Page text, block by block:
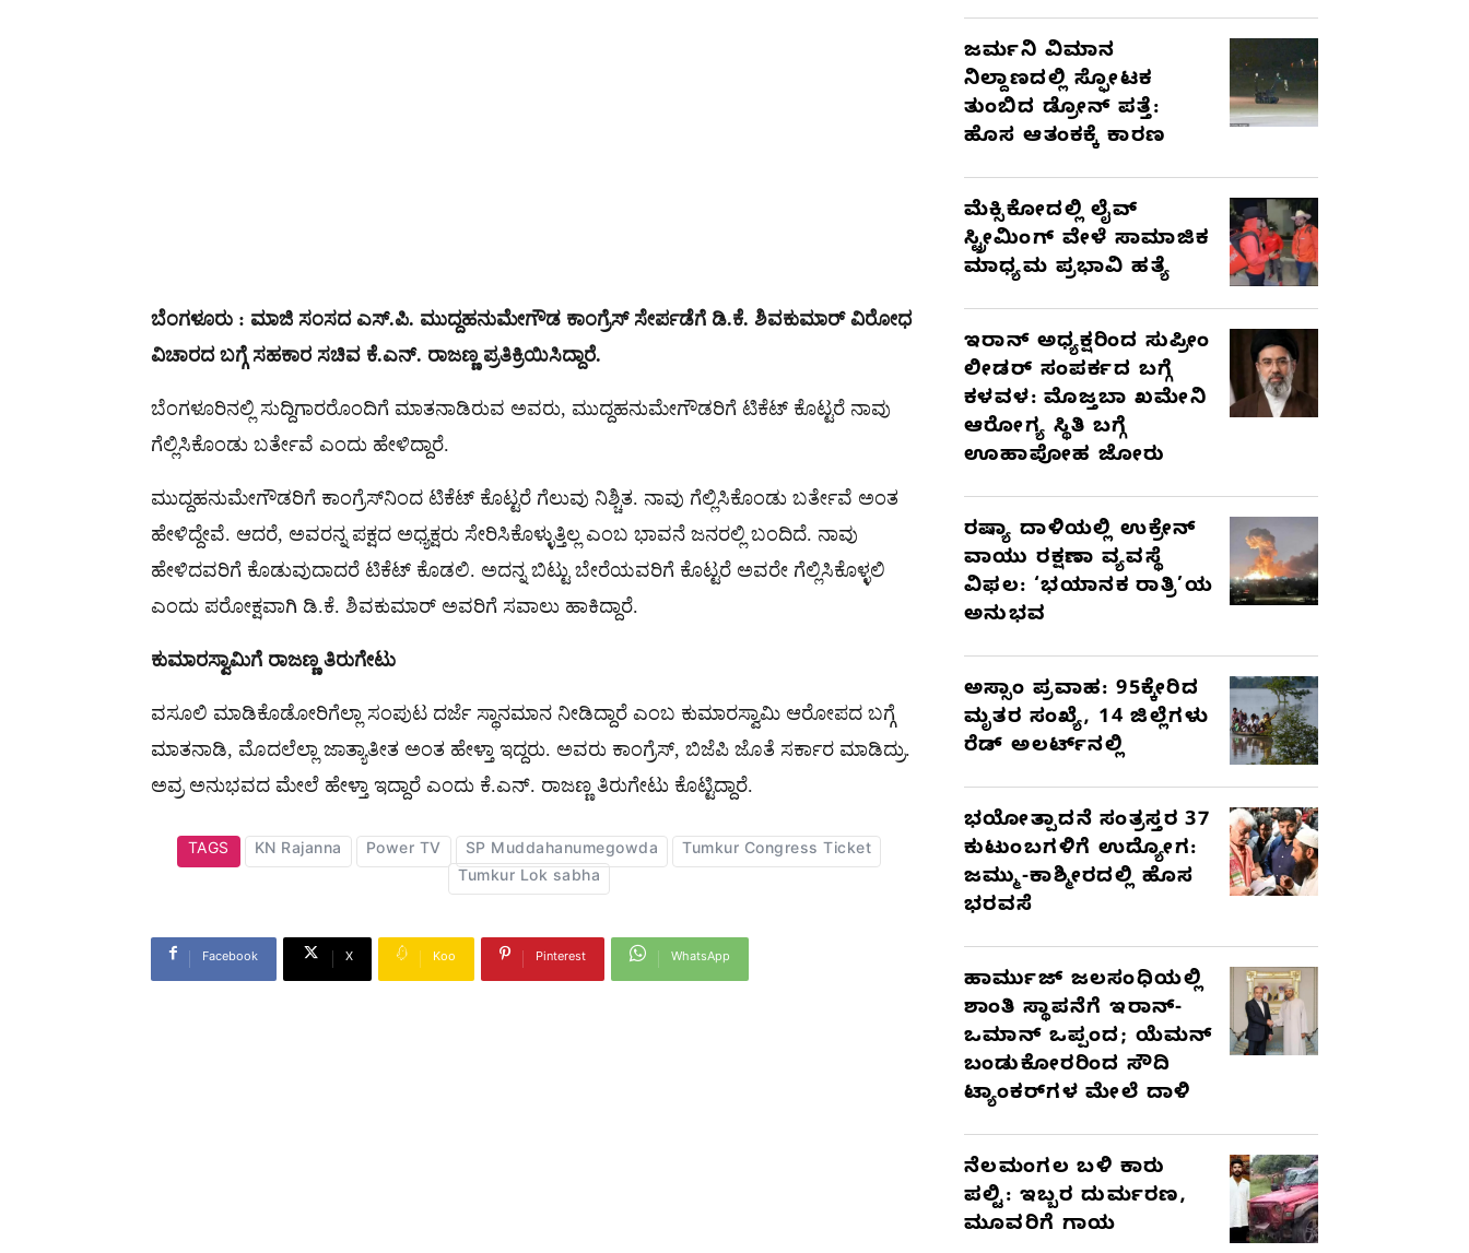
ಬೆಂಗಳೂರು : ಮಾಜಿ ಸಂಸದ ಎಸ್.ಪಿ. ಮುದ್ದಹನುಮೇಗೌಡ ಕಾಂಗ್ರೆಸ್ ಸೇರ್ಪಡೆಗೆ ಡಿ.ಕೆ. ಶಿವಕುಮಾರ್ ವಿರೋಧ
ವಿಚಾರದ ಬಗ್ಗೆ ಸಹಕಾರ ಸಚಿವ ಕೆ.ಎನ್. ರಾಜಣ್ಣ ಪ್ರತಿಕ್ರಿಯಿಸಿದ್ದಾರೆ.
ಬೆಂಗಳೂರಿನಲ್ಲಿ ಸುದ್ದಿಗಾರರೊಂದಿಗೆ ಮಾತನಾಡಿರುವ ಅವರು, ಮುದ್ದಹನುಮೇಗೌಡರಿಗೆ ಟಿಕೆಟ್ ಕೊಟ್ಟರೆ ನಾವು
ಗೆಲ್ಲಿಸಿಕೊಂಡು ಬರ್ತೇವೆ ಎಂದು ಹೇಳಿದ್ದಾರೆ.
ಮುದ್ದಹನುಮೇಗೌಡರಿಗೆ ಕಾಂಗ್ರೆಸ್​ನಿಂದ ಟಿಕೆಟ್ ಕೊಟ್ಟರೆ ಗೆಲುವು ನಿಶ್ಚಿತ. ನಾವು ಗೆಲ್ಲಿಸಿಕೊಂಡು ಬರ್ತೇವೆ ಅಂತ
ಹೇಳಿದ್ದೇವೆ. ಆದರೆ, ಅವರನ್ನ ಪಕ್ಷದ ಅಧ್ಯಕ್ಷರು ಸೇರಿಸಿಕೊಳ್ಳುತ್ತಿಲ್ಲ ಎಂಬ ಭಾವನೆ ಜನರಲ್ಲಿ ಬಂದಿದೆ. ನಾವು
ಹೇಳಿದವರಿಗೆ ಕೊಡುವುದಾದರೆ ಟಿಕೆಟ್ ಕೊಡಲಿ. ಅದನ್ನ ಬಿಟ್ಟು ಬೇರೆಯವರಿಗೆ ಕೊಟ್ಟರೆ ಅವರೇ ಗೆಲ್ಲಿಸಿಕೊಳ್ಳಲಿ
ಎಂದು ಪರೋಕ್ಷವಾಗಿ ಡಿ.ಕೆ. ಶಿವಕುಮಾರ್​ ಅವರಿಗೆ ಸವಾಲು ಹಾಕಿದ್ದಾರೆ.
ಕುಮಾರಸ್ವಾಮಿಗೆ ರಾಜಣ್ಣ ತಿರುಗೇಟು
ವಸೂಲಿ ಮಾಡಿಕೊಡೋರಿಗೆಲ್ಲಾ ಸಂಪುಟ ದರ್ಜೆ ಸ್ಥಾನಮಾನ ನೀಡಿದ್ದಾರೆ ಎಂಬ ಕುಮಾರಸ್ವಾಮಿ ಆರೋಪದ ಬಗ್ಗೆ
ಮಾತನಾಡಿ, ಮೊದಲೆಲ್ಲಾ ಜಾತ್ಯಾತೀತ ಅಂತ ಹೇಳ್ತಾ ಇದ್ದರು. ಅವರು ಕಾಂಗ್ರೆಸ್, ಬಿಜೆಪಿ ಜೊತೆ ಸರ್ಕಾರ ಮಾಡಿದ್ರು.
ಅವ್ರ ಅನುಭವದ ಮೇಲೆ ಹೇಳ್ತಾ ಇದ್ದಾರೆ ಎಂದು ಕೆ.ಎನ್. ರಾಜಣ್ಣ ತಿರುಗೇಟು ಕೊಟ್ಟಿದ್ದಾರೆ.
TAGS KN Rajanna Power TV SP Muddahanumegowda
Tumkur Congress Ticket
Tumkur Lok sabha
Facebook X Koo Pinterest WhatsApp
ಜರ್ಮನಿ ವಿಮಾನ
ನಿಲ್ದಾಣದಲ್ಲಿ ಸ್ಫೋಟಕ
ತುಂಬಿದ ಡ್ರೋನ್ ಪತ್ತೆ:
ಹೊಸ ಆತಂಕಕ್ಕೆ ಕಾರಣ
ಮೆಕ್ಸಿಕೋದಲ್ಲಿ ಲೈವ್
ಸ್ಟ್ರೀಮಿಂಗ್ ವೇಳೆ ಸಾಮಾಜಿಕ
ಮಾಧ್ಯಮ ಪ್ರಭಾವಿ ಹತ್ಯೆ
ಇರಾನ್ ಅಧ್ಯಕ್ಷರಿಂದ ಸುಪ್ರೀಂ
ಲೀಡರ್ ಸಂಪರ್ಕದ ಬಗ್ಗೆ
ಕಳವಳ: ಮೊಜ್ತಬಾ ಖಮೇನಿ
ಆರೋಗ್ಯ ಸ್ಥಿತಿ ಬಗ್ಗೆ
ಊಹಾಪೋಹ ಜೋರು
ರಷ್ಯಾ ದಾಳಿಯಲ್ಲಿ ಉಕ್ರೇನ್
ವಾಯು ರಕ್ಷಣಾ ವ್ಯವಸ್ಥೆ
ವಿಫಲ: ‘ಭಯಾನಕ ರಾತ್ರಿ’ಯ
ಅನುಭವ
ಅಸ್ಸಾಂ ಪ್ರವಾಹ: 95ಕ್ಕೇರಿದ
ಮೃತರ ಸಂಖ್ಯೆ, 14 ಜಿಲ್ಲೆಗಳು
ರೆಡ್ ಅಲರ್ಟ್‌ನಲ್ಲಿ
ಭಯೋತ್ಪಾದನೆ ಸಂತ್ರಸ್ತರ 37
ಕುಟುಂಬಗಳಿಗೆ ಉದ್ಯೋಗ:
ಜಮ್ಮು-ಕಾಶ್ಮೀರದಲ್ಲಿ ಹೊಸ
ಭರವಸೆ
ಹಾರ್ಮುಜ್ ಜಲಸಂಧಿಯಲ್ಲಿ
ಶಾಂತಿ ಸ್ಥಾಪನೆಗೆ ಇರಾನ್-
ಒಮಾನ್ ಒಪ್ಪಂದ; ಯೆಮನ್
ಬಂಡುಕೋರರಿಂದ ಸೌದಿ
ಟ್ಯಾಂಕರ್‌ಗಳ ಮೇಲೆ ದಾಳಿ
ನೆಲಮಂಗಲ ಬಳಿ ಕಾರು
ಪಲ್ಟಿ: ಇಬ್ಬರ ದುರ್ಮರಣ,
ಮೂವರಿಗೆ ಗಾಯ